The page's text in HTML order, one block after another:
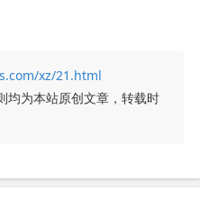
xz/21.html
均为本站原创文章，转载时